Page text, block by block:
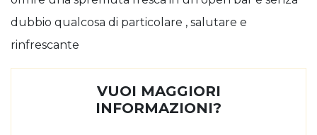
dubbio qualcosa di particolare , salutare e
rinfrescante
VUOI MAGGIORI
INFORMAZIONI?